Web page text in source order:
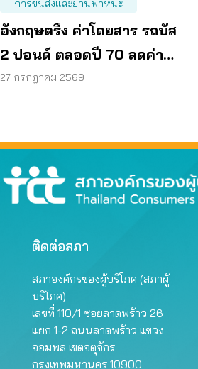
การขนส่งและยานพาหนะ
อังกฤษตรึง ค่าโดยสาร รถบัส
2 ปอนด์ ตลอดปี 70 ลดค่า
ครองชีพ
27 กรกฎาคม 2569
ติดต่อสภา
สภาองค์กรของผู้บริโภค (สภาผู้
บริโภค)
เลขที่ 110/1 ซอยลาดพร้าว 26
แยก 1-2 ถนนลาดพร้าว แขวง
จอมพล เขตจตุจักร
กรุงเทพมหานคร 10900